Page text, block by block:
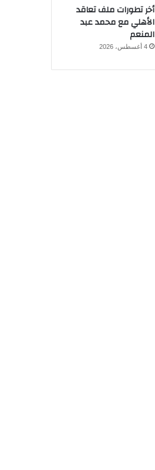
أخر تطورات ملف تعاقد
الأهلي مع محمد عبد
المنعم
4 أغسطس، 2026